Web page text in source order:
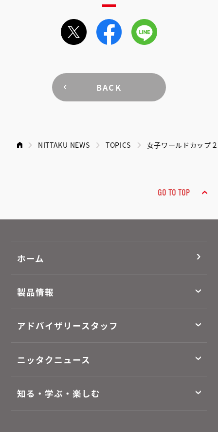
BACK
NITTAKU NEWS TOPICS 女子ワールドカッ
GO TO TOP
ホーム
製品情報
アドバイザリースタッフ
ニッタクニュース
知る・学ぶ・楽しむ